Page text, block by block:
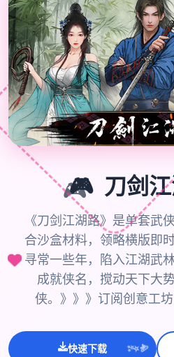
🎮
🎮 刀剑
《刀剑江湖路》是单套武
合沙盒材料，领略横版即
寻常一些年，陷入江湖武
成就侠名，搅动天下大
侠。》》》订阅创意工
快速下载 ✨⭐💫